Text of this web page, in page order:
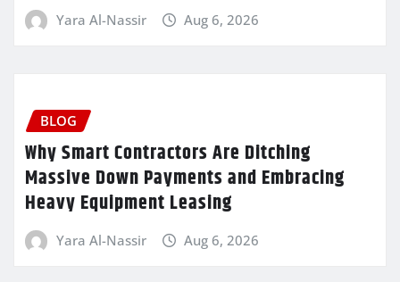
Yara Al-Nassir Aug 6, 2026
BLOG
Why Smart Contractors Are Ditching
Massive Down Payments and Embracing
Heavy Equipment Leasing
Yara Al-Nassir Aug 6, 2026